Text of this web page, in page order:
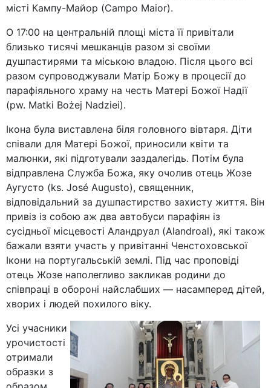
місті Кампу-Майор (Campo Maior).
О 17:00 на центральній площі міста її привітали
близько тисячі мешканців разом зі своїми
душпастирями та міською владою. Після цього всі
разом супроводжували Матір Божу в процесії до
парафіяльного храму на честь Матері Божої Надії
(pw. Matki Bożej Nadziei).
Ікона була виставлена біля головного вівтаря. Діти
співали для Матері Божої, приносили квіти та
малюнки, які підготували заздалегідь. Потім була
відправлена Служба Божа, яку очолив отець Жозе
Аугусто (ks. José Augusto), священник,
відповідальний за душпастирство захисту життя. Він
привіз із собою аж два автобуси парафіян із
сусідньої місцевості Аландруал (Alandroal), які також
бажали взяти участь у привітанні Ченстоховської
Ікони на португальській землі. Під час проповіді
отець Жозе наполегливо закликав родини до
співпраці в обороні найслабших — насамперед дітей,
хворих і людей похилого віку.
Усі учасники
урочистості
отримали
образки з